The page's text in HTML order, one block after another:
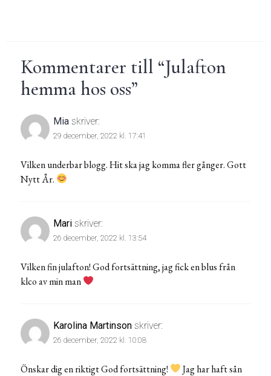
Kommentarer till “Julafton
hemma hos oss”
Mia skriver:
29 december, 2022 kl. 17:41
Vilken underbar blogg. Hit ska jag komma fler gånger. Gott
Nytt År.
Mari skriver:
26 december, 2022 kl. 13:54
Vilken fin julafton! God fortsättning, jag fick en blus från
klco av min man
Karolina Martinson skriver:
26 december, 2022 kl. 10:08
Önskar dig en riktigt God fortsättning!
Jag har haft sån